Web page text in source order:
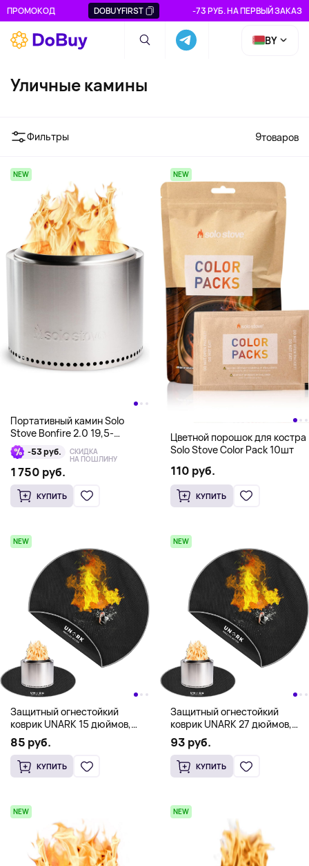
ПРОМОКОД DOBUYFIRST -73 РУБ. НА ПЕРВЫЙ ЗАКАЗ
BY
Уличные камины
Фильтры 9товаров
NEW
Портативный камин Solo
Stove Bonfire 2.0 19,5-
дюймов-53 руб. СКИДКА
НА ПОШЛИНУ
1 750 руб.
КУПИТЬ
NEW
Цветной порошок для костра
Solo Stove Color Pack 10шт
110 руб.
КУПИТЬ
NEW
Защитный огнестойкий
коврик UNARK 15 дюймов,
черный
85 руб.
КУПИТЬ
NEW
Защитный огнестойкий
коврик UNARK 27 дюймов,
черный
93 руб.
КУПИТЬ
NEW NEW